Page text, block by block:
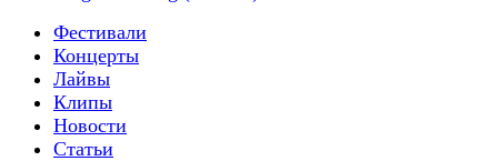
Фестивали
Концерты
Лайвы
Клипы
Новости
Статьи